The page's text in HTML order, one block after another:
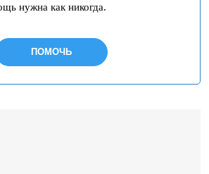
нужна как никогда.
ПОМОЧЬ